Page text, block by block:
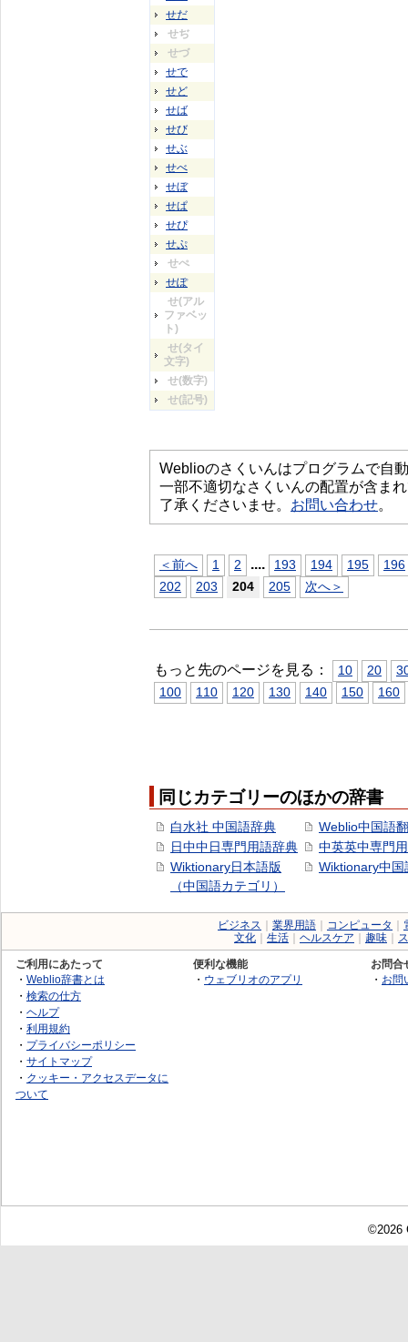
せだ
せぢ
せづ
せで
せど
せば
せび
せぶ
せべ
せぼ
せぱ
せぴ
せぷ
せぺ
せぽ
せ(アル
ファベッ
ト)
せ(タイ
文字)
せ(数字)
せ(記号)
Weblioのさくいんはプログラムで自
一部不適切なさくいんの配置が含ま
了承くださいませ。 お問い合わせ。
＜前へ 1 2 .... 193 194 195
196
202
203 204 205 次へ＞
もっと先のページを見る： 10 20
100
110 120 130 140 150 160
同じカテゴリーのほかの辞書
白水社 中国語辞典
日中中日専門用語辞典
Wiktionary日本語版
（中国語カテゴリ）
Weblio中国語
中英英中専門
Wiktionary中国
ビジネス 業界用語 コンピュータ
文化
生活 ヘルスケア 趣味
ご利用にあたって
・ Weblio辞書とは
・ 検索の仕方
・ ヘルプ
・ 利用規約
・ プライバシーポリシー
・ サイトマップ
・ クッキー・アクセスデータに
ついて
便利な機能
・ ウェブリオのアプリ
お問合
・ お問
©2026